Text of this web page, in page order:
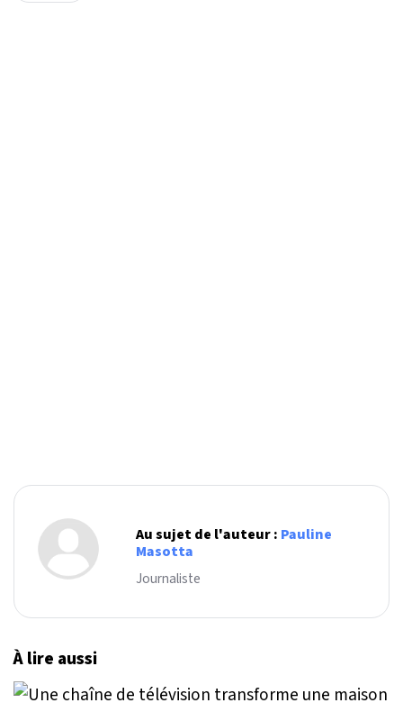
Au sujet de l'auteur : Pauline
Masotta
Journaliste
À lire aussi